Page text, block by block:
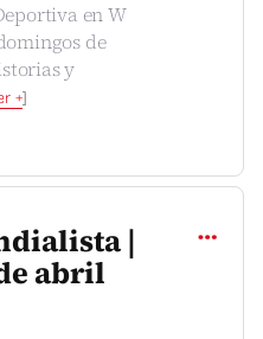
en W
de
y
+]
|
abril